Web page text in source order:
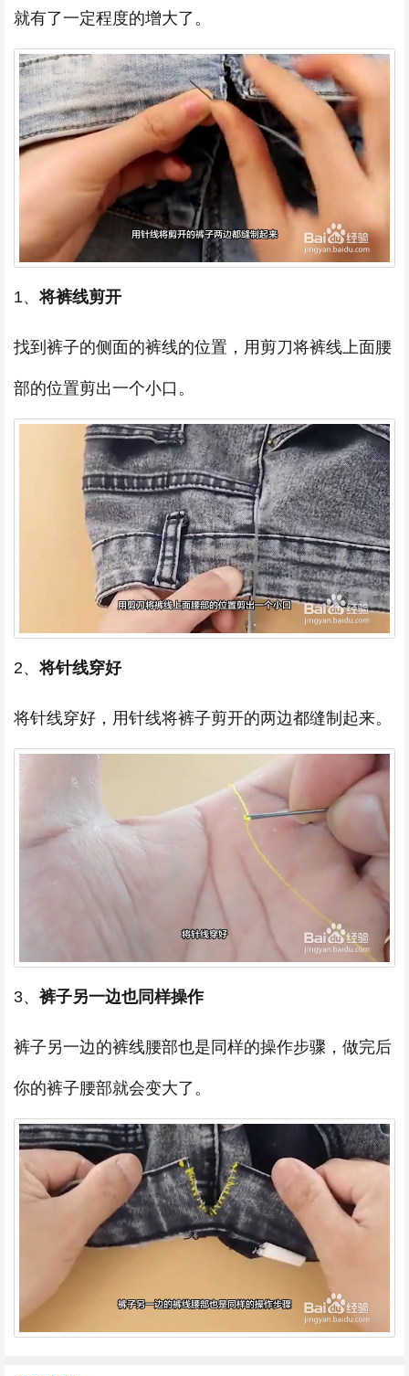
就有了一定程度的增大了。
1、 将裤线剪开
找到裤子的侧面的裤线的位置，用剪刀将裤线上面腰
部的位置剪出一个小口。
2、 将针线穿好
将针线穿好，用针线将裤子剪开的两边都缝制起来。
3、 裤子另一边也同样操作
裤子另一边的裤线腰部也是同样的操作步骤，做完后
你的裤子腰部就会变大了。